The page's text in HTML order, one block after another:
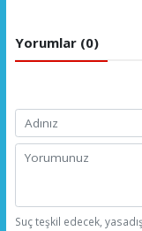
Yorumlar (0)
Suç teşkil edecek,